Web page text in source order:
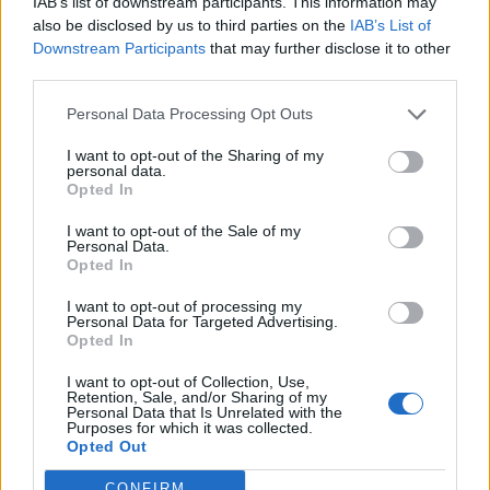
also be disclosed by us to third parties on the IAB’s List of
Downstream Participants that may further disclose it to other
Personal Data Processing Opt Outs
I want to opt-out of the Sharing of my
personal data.
Opted In
I want to opt-out of the Sale of my
Personal Data.
Opted In
I want to opt-out of processing my
Personal Data for Targeted Advertising.
Opted In
I want to opt-out of Collection, Use,
Retention, Sale, and/or Sharing of my
Personal Data that Is Unrelated with the
Purposes for which it was collected.
Opted Out
ΙΣΤΟΡΙΕΣ
33 δραματικές μέρες πριν 52
χρόνια
Οι Φίλοι Ιστορικής Μνήμης και
πολλαπλή χουντική προδοσία, τους
δυο «Αττίλες», τη μεταπολίτευση
και τους τρεις Λέσβιους που … δεν
ΙΣΤΟΡΙΕΣ
με μια χλαίνη κι ένα όπλο του β’
παγκόσμιου πολέμου»
Γράφει ο ΔΗΜΗΤΡΗΣ ΚΑΜΕΝΗΣ